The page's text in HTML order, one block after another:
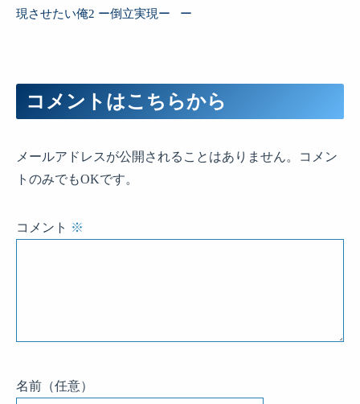
現させたい俺2 ー倒立実現ー
ー
コメントはこちらから
メールアドレスが公開されることはありません。コメン
トのみでもOKです。
コメント ※
名前 （任意）